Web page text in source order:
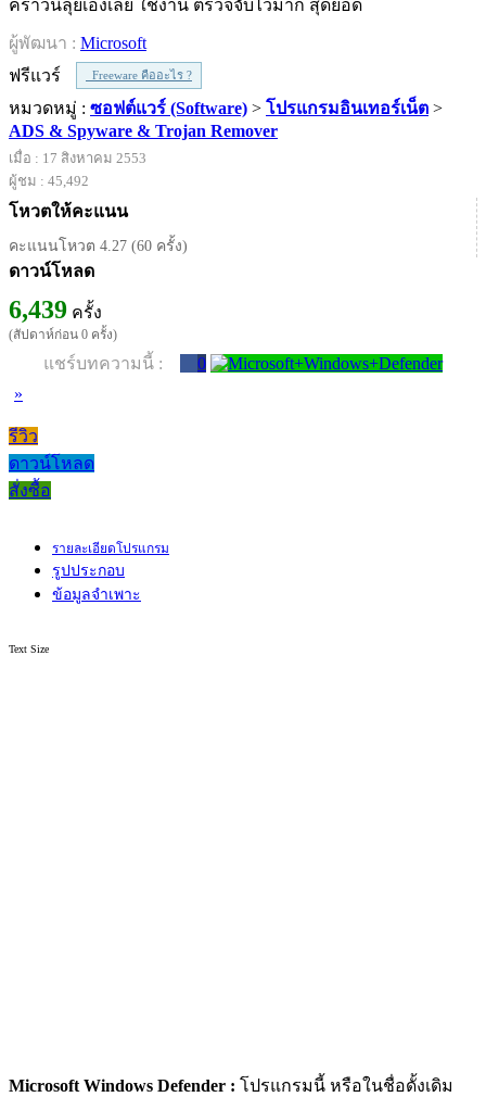
คราวนี้ลุยเองเลย ใช้งาน ตรวจจับไวมาก สุดยอด
ผู้พัฒนา : Microsoft
ฟรีแวร์
Freeware คืออะไร ?
หมวดหมู่ : ซอฟต์แวร์ (Software) > โปรแกรมอินเทอร์เน็ต >
ADS & Spyware & Trojan Remover
เมื่อ : 17 สิงหาคม 2553
ผู้ชม : 45,492
โหวตให้คะแนน
คะแนนโหวต 4.27 (60 ครั้ง)
ดาวน์โหลด
6,439 ครั้ง
(สัปดาห์ก่อน 0 ครั้ง)
แชร์บทความนี้ :
0
»
รีวิว
ดาวน์โหลด
สั่งซื้อ
รายละเอียดโปรแกรม
รูปประกอบ
ข้อมูลจำเพาะ
Text Size
Microsoft Windows Defender : โปรแกรมนี้ หรือในชื่อดั้งเดิม